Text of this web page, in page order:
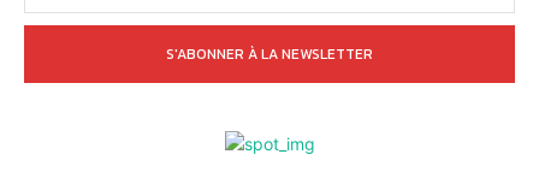
S'ABONNER À LA NEWSLETTER